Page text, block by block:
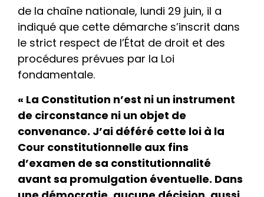
de la chaîne nationale, lundi 29 juin, il a
indiqué que cette démarche s’inscrit dans
le strict respect de l’État de droit et des
procédures prévues par la Loi
fondamentale.
« La Constitution n’est ni un instrument
de circonstance ni un objet de
convenance. J’ai déféré cette loi à la
Cour constitutionnelle aux fins
d’examen de sa constitutionnalité
avant sa promulgation éventuelle. Dans